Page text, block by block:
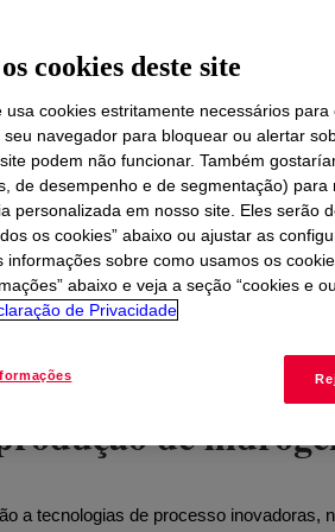
SUSTENTABILIDADE
de
é essencial para reduzir as
Aproveitando décadas de
e purificação de CO₂ de alto
de
a tecnologias de processo inovadoras,
cookies deste site
usa cookies estritamente necessários
navegador para bloquear ou alertar
podem não funcionar. Também
de desempenho e de segmentação)
personalizada em nosso site. Eles serão
os cookies” abaixo ou ajustar as
informações sobre como usamos os
abaixo e veja a seção “cookies e
de Privacidade